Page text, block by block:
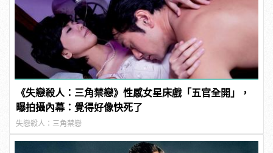
《失戀殺人：三角禁戀》性感女星床戲「五官全開」，
曝拍攝內幕：覺得好像快死了
失戀殺人：三角禁戀